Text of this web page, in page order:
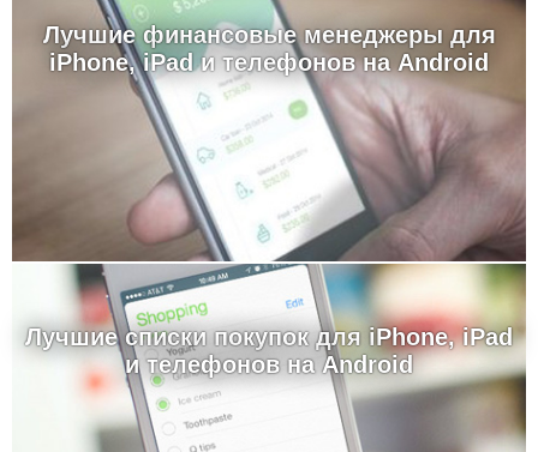
Лучшие финансовые менеджеры для
iPhone, iPad и телефонов на Android
Лучшие cписки покупок для iPhone, iPad
и телефонов на Android